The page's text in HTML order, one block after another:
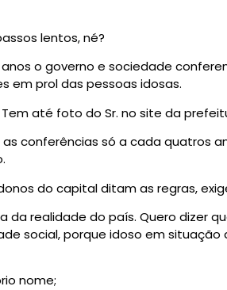
lentos, né?
anos o governo e sociedade
em prol das pessoas idosas.
até foto do Sr. no site da
conferências só a cada quatros
do capital ditam as regras,
da realidade do país. Quero dizer
social, porque idoso em
nome;